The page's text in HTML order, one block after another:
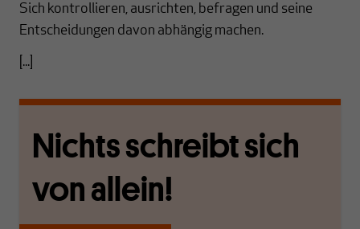
Sich kontrollieren, ausrichten, befragen und seine
Entscheidungen davon abhängig machen.
[...]
Nichts schreibt sich
von allein!